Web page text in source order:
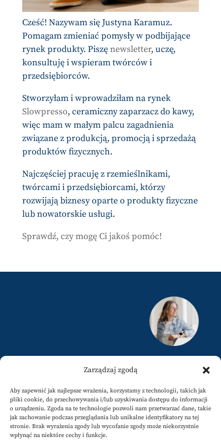
Zarządzaj zgodą
Aby zapewnić jak najlepsze wrażenia, korzystamy z technologii, takich jak
pliki cookie, do przechowywania i/lub uzyskiwania dostępu do informacji
o urządzeniu. Zgoda na te technologie pozwoli nam przetwarzać dane, takie
jak zachowanie podczas przeglądania lub unikalne identyfikatory na tej
stronie. Brak wyrażenia zgody lub wycofanie zgody może niekorzystnie
wpłynąć na niektóre cechy i funkcje.
Cześć! Nazywam się Justyna Karamuz.
Pomagam zmieniać pomysły w podbijające
rynek produkty. Piszęnewsletter, uczę,
konsultuję i wspieram twórców i
przedsiębiorców.
Stworzyłam i wprowadziłam na rynek
Slowpresso, ceramiczny zaparzacz do kawy,
więc mam w małym palcu zagadnienia
związane z produkcją, promocją i sprzedażą
produktów fizycznych.
Najczęściej pracuję z rzemieślnikami,
twórcami i przedsiębiorcami, którzy
rozwijają biznesy oparte o produkty fizyczne
lub nowatorskie usługi.
Sprawdź, czy mogę Ci jakoś pomóc!
justyna@karamuz.pl
+34 617808858